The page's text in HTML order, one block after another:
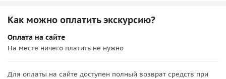
Как можно оплатить экскурсию?
Оплата на сайте
На месте ничего платить не нужно
Для оплаты на сайте доступен полный возврат средств при